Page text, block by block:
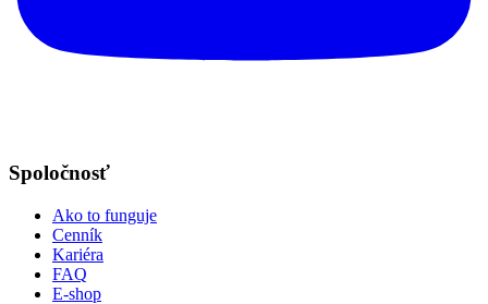
Spoločnosť
Ako to funguje
Cenník
Kariéra
FAQ
E-shop